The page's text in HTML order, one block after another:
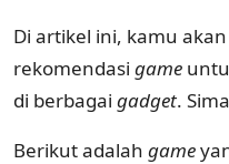
Di artikel ini, kamu
rekomendasi game
di berbagai gadget.
Berikut adalah game